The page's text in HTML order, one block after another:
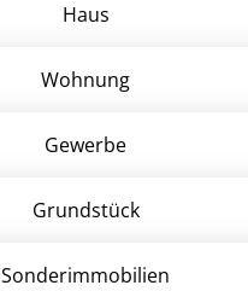
Haus
Wohnung
Gewerbe
Grund­stück
Sonder­immobilien